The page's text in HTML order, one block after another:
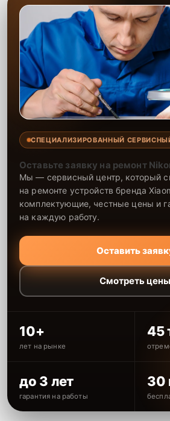
СПЕЦИАЛИЗИРОВАННЫЙ
Оставьте заявку на ремонт
Мы — сервисный центр, который
на ремонте устройств бренда
комплектующие, честные цены и
на каждую работу.
Оставить
Смотреть цены
10+
лет на рынке
45
до 3 лет
гарантия на работы
30